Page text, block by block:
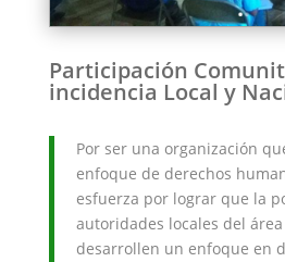
Participación
incidencia Local y
Por ser una organización
enfoque de derechos
esfuerza por lograr que la
autoridades locales del área
desarrollen un enfoque en